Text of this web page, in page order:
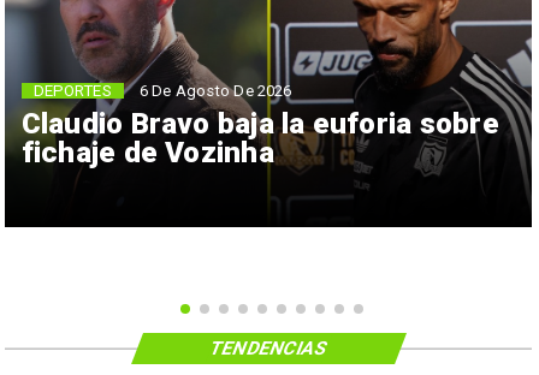
Claudio Bravo baja la euforia sobre
fichaje de Vozinha
DEPORTES 6 De Agosto De 2026
TENDENCIAS